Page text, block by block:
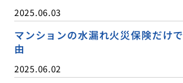
2025.06.03
マンションの水漏れ火災保険だけ
由
2025.06.02